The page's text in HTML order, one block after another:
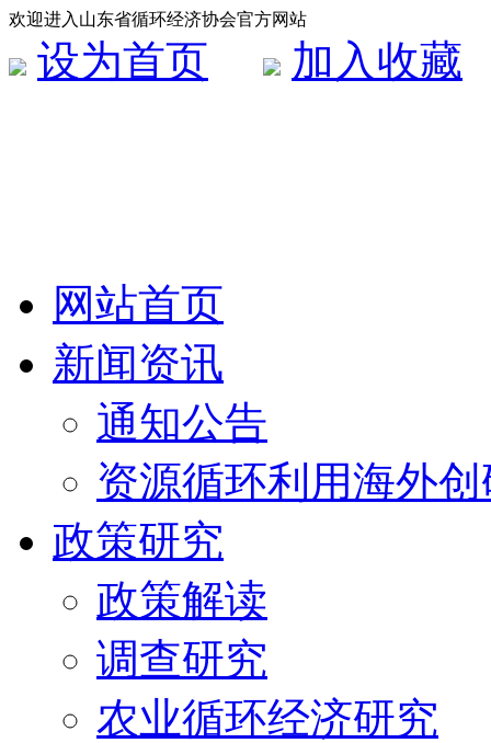
欢迎进入山东省循环经济协会官方网站
设为首页 加入收藏
网站首页
新闻资讯
通知公告
资源循环利用海外
政策研究
政策解读
调查研究
农业循环经济研究